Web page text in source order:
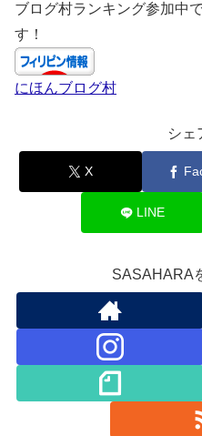
ブログ村ランキング参加中
す！
にほんブログ村
シェ
X
LINE
SASAHARA